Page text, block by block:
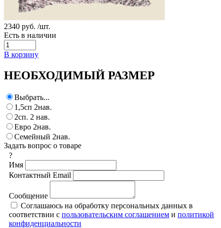
2340 руб. /шт.
Есть в наличии
В корзину
НЕОБХОДИМЫЙ РАЗМЕР
Выбрать...
1,5сп 2нав.
2сп. 2 нав.
Евро 2нав.
Семейный 2нав.
Задать вопрос о товаре
?
Имя
Контактный Email
Сообщение
Соглашаюсь на обработку персональных данных в
соответствии с пользовательским соглашением и политикой
конфиденциальности